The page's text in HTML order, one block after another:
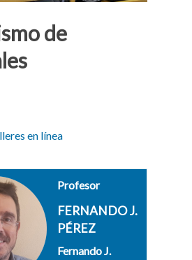
de
en línea
Profesor
FERNANDO J.
PÉREZ
Fernando J.